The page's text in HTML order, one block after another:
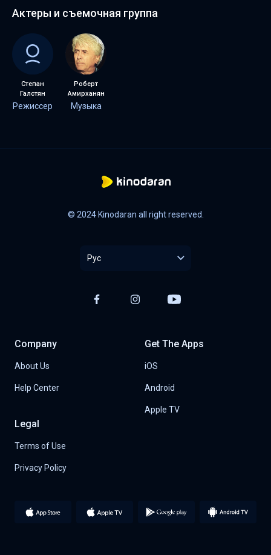
Актеры и съемочная группа
Степан
Галстян
Режиссер
Роберт
Амирханян
Музыка
© 2024 Kinodaran all right reserved.
Рус
Company
About Us
Help Center
Get The Apps
iOS
Android
Apple TV
Legal
Terms of Use
Privacy Policy